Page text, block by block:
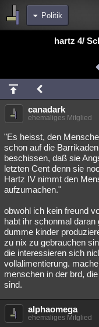
Politik
Chat Wiki
meine Rubriken
Menschen
Spiritualität
Natur Umfragen
weitere Rubriken
Philosophie
Astronomie Helpdesk
Musik Clash
Übersichten
Besucht
Lesenswert
hartz 4/
canadark
ehemaliges Mitglied
"Es heisst, den
schon auf die
beschissen, daß sie
letzten Cent denn sie
Hartz IV nimmt den
aufzumachen."
obwohl ich kein freund
habt ihr schonmal
dumme kinder
zu nix zu gebrauchen
die interessieren sich
vollalimentierung.
menschen in der brd,
sind.
alphaomega
ehemaliges Mitglied